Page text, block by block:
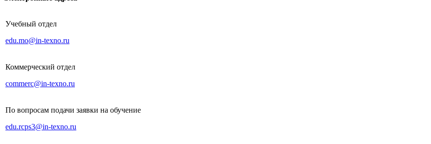
Учебный отдел
edu.mo@in-texno.ru
Коммерческий отдел
commerc@in-texno.ru
По вопросам подачи заявки на обучение
edu.rcps3@in-texno.ru